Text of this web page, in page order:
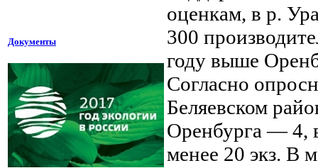
Документы
оценкам, в р.
300
году выше
Согласно
Беляевском
Оренбурга — 4,
менее 20 экз. В